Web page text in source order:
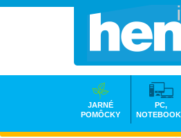
JARNÉ
POMÔCKY
PC,